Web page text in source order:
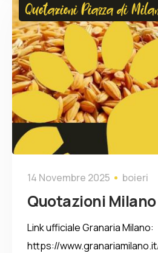
Quotazioni Piazza di
14 Novembre 2025 boieri
Quotazioni Milano
Link ufficiale Granaria Milano:
https://